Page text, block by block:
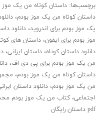
برچسب‌ها:داستان کوتاه من یک موز
داستان کوتاه من یک موز بودم،
یک موز بودم برای اندروید،دانلود
موز بودم برای ایفون،داستان های
دانلود داستان کوتاه،داستان ایرانی،
من یک موز بودم برای پی دی اف،
داستان کوتاه من یک موز بودم،
من یک موز بودم،دانلود داستان
اجتماعی،کتاب من یک موز بودم
pdf داستان رایگان